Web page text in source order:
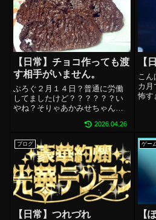
【日常】チョコ作っても渡
す相手がいません。
ぶろぐ２月１４日？普通に労働
してましたけど？？？？？？い
やね？そりゃあかみせちゃんさ
１４日にぴったりの素晴らしい
よ？でもね？かみせちゃんさま
は社会人じゃん？平日はお仕事
だからさ？おやす...
2026.04.26
【
こん
カ月
怖す
に
ト
ろい
ブログ
【日常】つれづれ
ゲー
【